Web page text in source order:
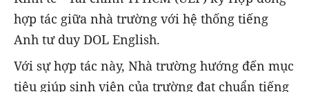
hợp tác giữa nhà trường với hệ thống tiếng
Anh tư duy DOL English.
Với sự hợp tác này, Nhà trường hướng đến mục
tiêu giúp sinh viên của trường đạt chuẩn tiếng